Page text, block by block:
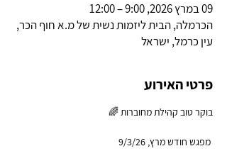
09 במרץ 2026, 9:00 – 12:00
הכרמלה, הבית ליזמות נשית של מ.א חוף הכר,
עין כרמל, ישראל
פרטי האירוע
בוקר טוב קהילת מחוברות 🌈